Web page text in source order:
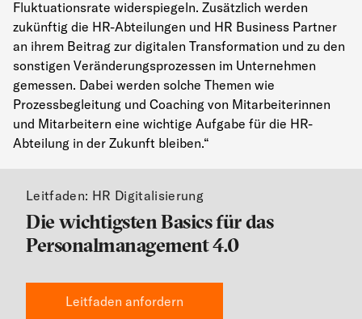
Fluktuationsrate widerspiegeln. Zusätzlich werden
zukünftig die HR-Abteilungen und HR Business Partner
an ihrem Beitrag zur digitalen Transformation und zu den
sonstigen Veränderungsprozessen im Unternehmen
gemessen. Dabei werden solche Themen wie
Prozessbegleitung und Coaching von Mitarbeiterinnen
und Mitarbeitern eine wichtige Aufgabe für die HR-
Abteilung in der Zukunft bleiben.“
Leitfaden: HR Digitalisierung
Die wichtigsten Basics für das
Personalmanagement 4.0
Leitfaden anfordern